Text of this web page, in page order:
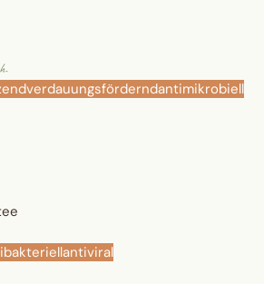
verdauungsförderndantimikrobiell
antiviral